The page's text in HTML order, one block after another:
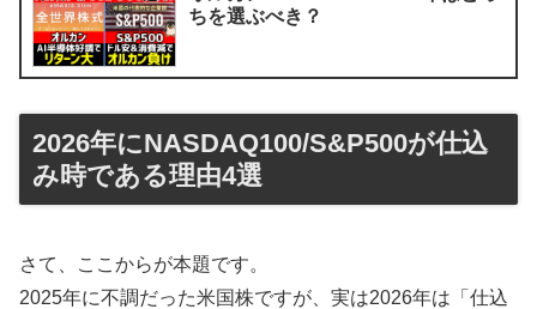
ちを選ぶべき？
2026年にNASDAQ100/S&P500が仕込
み時である理由4選
さて、ここからが本題です。
2025年に不調だった米国株ですが、実は2026年は「仕込